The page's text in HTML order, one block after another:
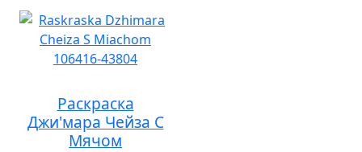
Раскраска
Джи'мара Чейза С
Мячом